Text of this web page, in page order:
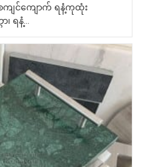
ကျင်ကျောက် ရနံ့ကုထုံး
၊ ရနံ့...